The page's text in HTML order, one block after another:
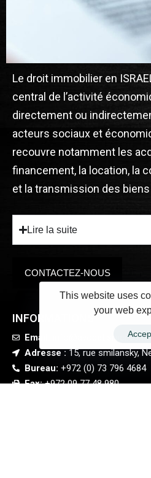
Le droit immobilier en
central de l’activité
directement ou
acteurs sociaux et
recouvre notamment les
financement, la location, la
et la transmission des
Lire la suite
CONTACTEZ-NOUS
INFORMATIONS
Email:
info@avocatisrael.com
Adresse :15, rue smilansky,
Bureau: +972 (0) 73 796 4684
Fax:+972 09 77 48 980
This website uses
your web